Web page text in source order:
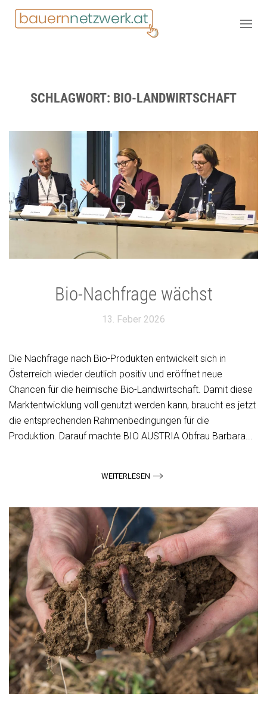
SCHLAGWORT: BIO-LANDWIRTSCHAFT
Bio-Nachfrage wächst
13. Feber 2026
Die Nachfrage nach Bio-Produkten entwickelt sich in
Österreich wieder deutlich positiv und eröffnet neue
Chancen für die heimische Bio-Landwirtschaft. Damit diese
Marktentwicklung voll genutzt werden kann, braucht es jetzt
die entsprechenden Rahmenbedingungen für die
Produktion. Darauf machte BIO AUSTRIA Obfrau Barbara...
WEITERLESEN